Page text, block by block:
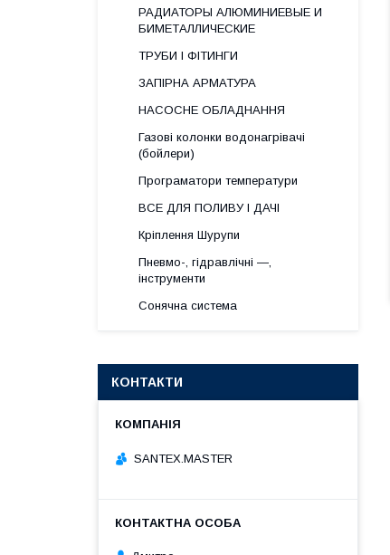
РАДИАТОРЫ АЛЮМИНИЕВЫЕ И
БИМЕТАЛЛИЧЕСКИЕ
ТРУБИ І ФІТИНГИ
ЗАПІРНА АРМАТУРА
НАСОСНЕ ОБЛАДНАННЯ
Газові колонки водонагрівачі
(бойлери)
Програматори температури
ВСЕ ДЛЯ ПОЛИВУ І ДАЧІ
Кріплення Шурупи
Пневмо-, гідравлічні —,
інструменти
Сонячна система
КОНТАКТИ
SANTEX.MASTER